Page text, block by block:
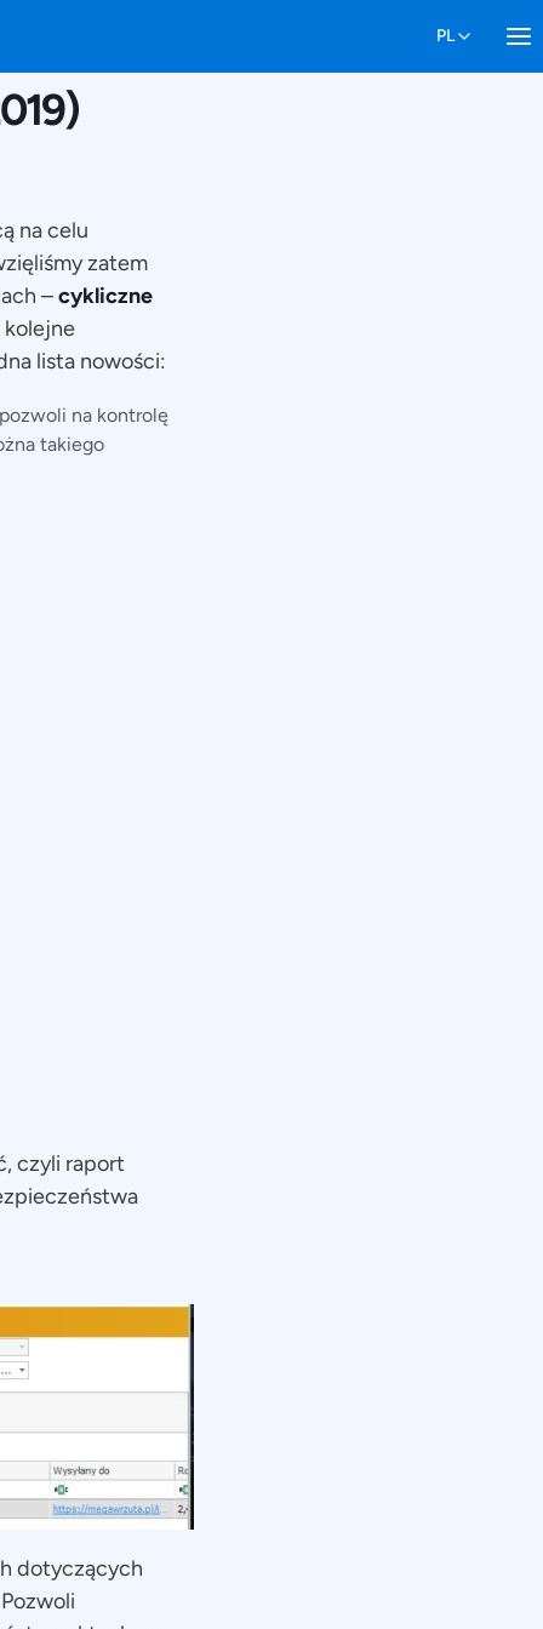
na celu
zatem
–cykliczne
lista nowości:
na kontrolę
takiego
czyli raport
dotyczących